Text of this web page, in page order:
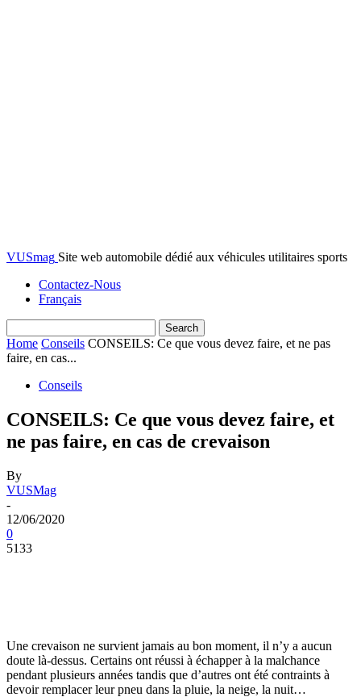
VUSmag Site web automobile dédié aux véhicules utilitaires sports
Contactez-Nous
Français
Home Conseils CONSEILS: Ce que vous devez faire, et ne pas
faire, en cas...
Conseils
CONSEILS: Ce que vous devez faire, et
ne pas faire, en cas de crevaison
By
VUSMag
-
12/06/2020
0
5133
Une crevaison ne survient jamais au bon moment, il n’y a aucun
doute là-dessus. Certains ont réussi à échapper à la malchance
pendant plusieurs années tandis que d’autres ont été contraints à
devoir remplacer leur pneu dans la pluie, la neige, la nuit…